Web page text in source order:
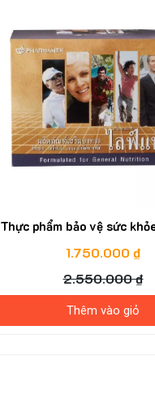
Thực phẩm bảo vệ sức
1.750.000 ₫
2.550.000 ₫
Thêm vào giỏ